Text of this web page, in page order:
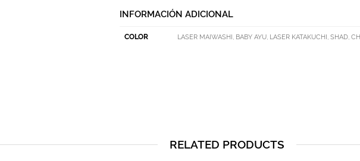
INFORMACIÓN ADICIONAL
COLOR LASER MAIWASHI, BABY AYU, LASER KATAKUCHI, SHAD,
RELATED PRODUCTS